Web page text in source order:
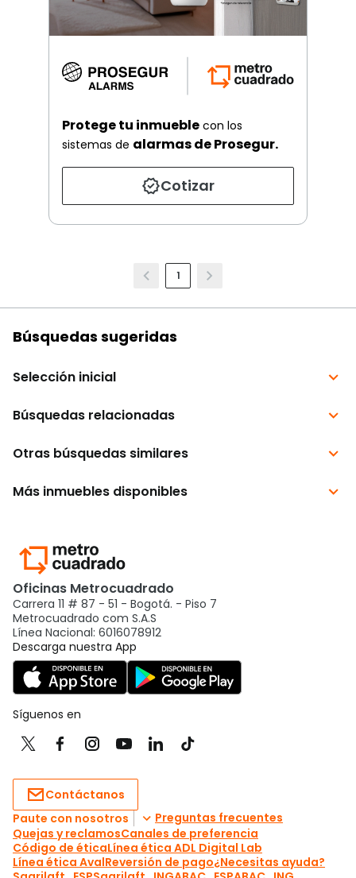
Protege tu inmueble con los
sistemas de alarmas de Prosegur.
Cotizar
1